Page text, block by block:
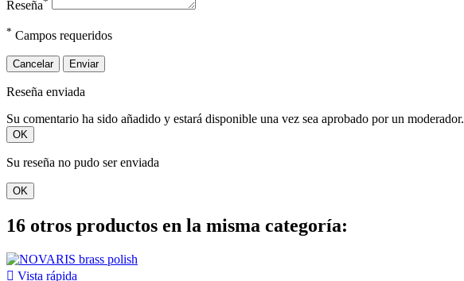
Reseña
* Campos requeridos
Cancelar Enviar
Reseña enviada
Su comentario ha sido añadido y estará disponible una vez sea aprobado por un moderador.
OK
Su reseña no pudo ser enviada
OK
16 otros productos en la misma categoría:
 Vista rápida